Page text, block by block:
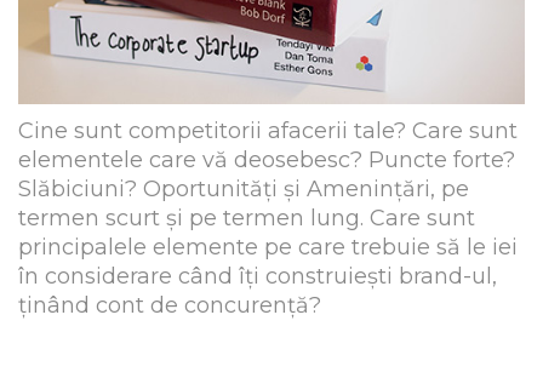
Cine sunt competitorii afacerii tale? Care sunt
elementele care vă deosebesc? Puncte forte?
Slăbiciuni? Oportunități și Amenințări, pe
termen scurt și pe termen lung. Care sunt
principalele elemente pe care trebuie să le iei
în considerare când îți construiești brand-ul,
ținând cont de concurență?